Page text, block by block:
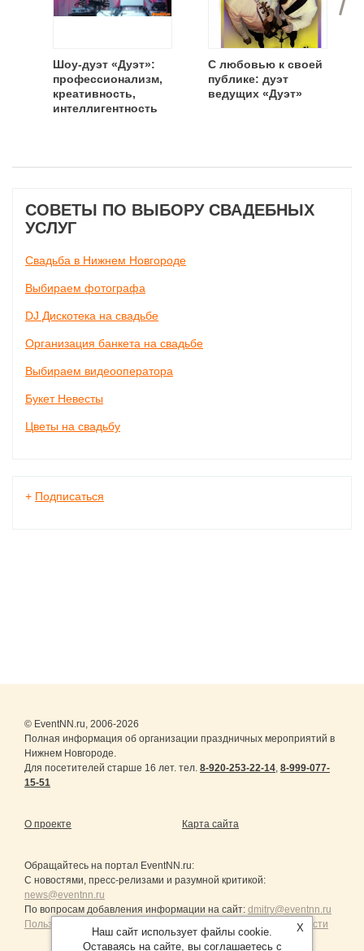
Шоу-дуэт «Дуэт»:
профессионализм,
креативность,
интеллигентность
С любовью к своей
публике: дуэт
ведущих «Дуэт»
СОВЕТЫ ПО ВЫБОРУ СВАДЕБНЫХ
УСЛУГ
Свадьба в Нижнем Новгороде
Выбираем фотографа
DJ Дискотека на свадьбе
Организация банкета на свадьбе
Выбираем видеооператора
Букет Невесты
Цветы на свадьбу
+ Подписаться
© EventNN.ru, 2006-2026
Полная информация об организации праздничных мероприятий в
Нижнем Новгороде.
Для посетителей старше 16 лет. тел. 8-920-253-22-14, 8-999-077-
15-51
О проекте Карта сайта
Обращайтесь на портал EventNN.ru:
С новостями, пресс-релизами и разумной критикой:
news@eventnn.ru
По вопросам добавления информации на сайт: dmitry@eventnn.ru
Пользовательское Соглашение и политика конфиденциальности
X
Наш сайт использует файлы cookie.
Оставаясь на сайте, вы соглашаетесь с